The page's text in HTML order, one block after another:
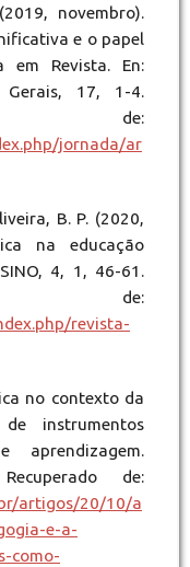
novembro).
e o papel
em Revista. En:
Gerais, 17, 1-4.
de:
jornada/ar
B. P. (2020,
na educação
4, 1, 46-61.
de:
revista-
no contexto da
instrumentos
aprendizagem.
de:
artigos/20/10/a
e-a-
como-